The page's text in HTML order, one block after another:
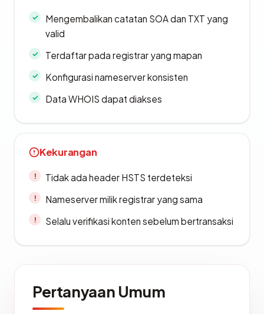
Mengembalikan catatan SOA dan TXT yang
valid
Terdaftar pada registrar yang mapan
Konfigurasi nameserver konsisten
Data WHOIS dapat diakses
Kekurangan
Tidak ada header HSTS terdeteksi
Nameserver milik registrar yang sama
Selalu verifikasi konten sebelum bertransaksi
Pertanyaan Umum